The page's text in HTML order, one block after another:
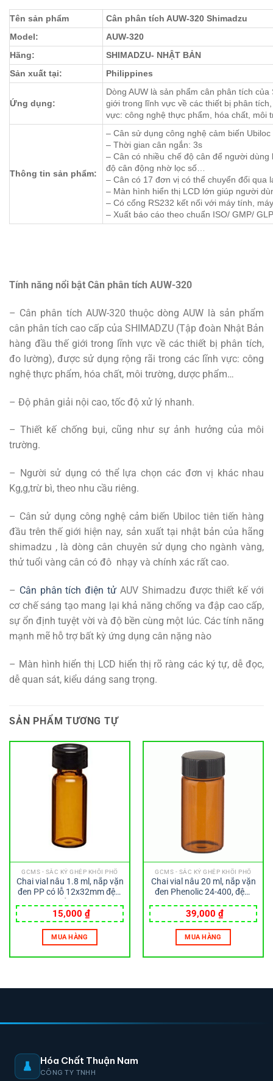
Tên sản phẩm
Cân phân tích AUW-320 Shimadzu
Model:
AUW-320
Hãng:
SHIMADZU- NHẬT BẢN
Sản xuất tại:
Philippines
Ứng dụng:
Dòng AUW là sản phẩm cân phân tích
giới trong lĩnh vực về các thiết bị phân
vực: công nghệ thực phẩm, hóa chất,
Thông tin sản phẩm:
– Cân sử dụng công nghệ cảm biến Ubiloc
– Thời gian cân ngắn: 3s
– Cân có nhiều chế độ cân để người
độ cân động nhờ lọc số…
– Cân có 17 đơn vị có thể chuyển đổi qua
– Màn hình hiển thị LCD lớn giúp người
– Có cổng RS232 kết nối với máy tính,
– Xuất báo cáo theo chuẩn ISO/ GMP/ GLP
Tính năng nổi bật Cân phân tích AUW-320
– Cân phân tích AUW-320 thuộc dòng AUW là sản phẩm
cân phân tích cao cấp của SHIMADZU (Tập đoàn Nhật Bản
hàng đầu thế giới trong lĩnh vực về các thiết bị phân tích,
đo lường), được sử dụng rộng rãi trong các lĩnh vực: công
nghệ thực phẩm, hóa chất, môi trường, dược phẩm…
– Độ phân giải nội cao, tốc độ xử lý nhanh.
– Thiết kế chống bụi, cũng như sự ảnh hưởng của môi
trường.
– Người sử dụng có thể lựa chọn các đơn vị khác nhau
Kg,g,trừ bì, theo nhu cầu riêng.
– Cân sử dụng công nghệ cảm biến Ubiloc tiên tiến hàng
đầu trên thế giới hiện nay, sản xuất tại nhật bản của hãng
shimadzu , là dòng cân chuyên sử dụng cho ngành vàng,
thử tuổi vàng cân có đô nhạy và chính xác rất cao.
– Cân phân tích điện tử AUV Shimadzu được thiết kế với
cơ chế sáng tạo mang lại khả năng chống va đập cao cấp,
sự ổn định tuyệt vời và độ bền cùng một lúc. Các tính năng
mạnh mẽ hỗ trợ bất kỳ ứng dụng cân nặng nào
– Màn hình hiển thị LCD hiển thị rõ ràng các ký tự, dễ đọc,
dễ quan sát, kiểu dáng sang trọng.
SẢN PHẨM TƯƠNG TỰ
GCMS - SẮC KÝ GHÉP KHỐI PHỔ
Chai vial nâu 1.8 ml, nắp vặn
đen PP có lỗ 12x32mm đệm
15,000 ₫
MUA HÀNG
GCMS - SẮC KÝ GHÉP KHỐI PHỔ
Chai vial nâu 20 ml, nắp vặn
đen Phenolic 24-400, đệm
39,000 ₫
MUA HÀNG
Hóa Chất Thuận Nam
CÔNG TY TNHH